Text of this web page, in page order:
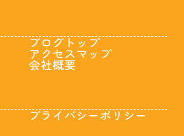
ブログトップ
アクセスマップ
会社概要
プライバシーポリシー